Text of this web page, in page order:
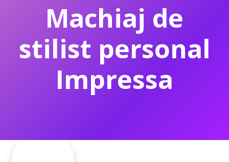
Machiaj de
stilist personal
Impressa